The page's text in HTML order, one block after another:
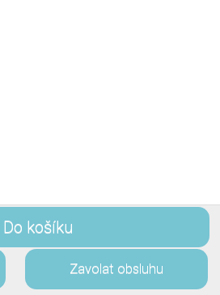
Do košíku
Zavolat obsluhu